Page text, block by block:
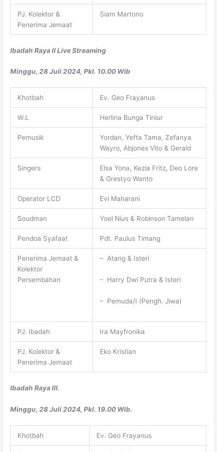
PJ. Kolektor &
Penerima Jemaat
Siam Martono
Ibadah Raya II Live Streaming
Minggu, 28 Juli 2024, Pkl. 10.00 Wib
Khotbah Ev. Geo Frayanus
W.L Herlina Bunga Tiniur
Pemusik
Yordan, Yefta Tama, Zefanya
Wayro, Abjones Vito & Gerald
Singers
Elsa Yona, Kezia Fritz, Deo Lore
& Grestyo Wanto
Operator LCD Evi Maharani
Soudman Yoel Nius & Robinson Tamelan
Pendoa Syafaat Pdt. Paulus Timang
Penerima Jemaat &
Kolektor
Persembahan
– Atang & Isteri
– Harry Dwi Putra & Isteri
– Pemuda/I (Pengh. Jiwa)
PJ. Ibadah Ira Mayfronika
PJ. Kolektor &
Penerima Jemaat
Eko Kristian
Ibadah Raya III.
Minggu, 28 Juli 2024, Pkl. 19.00 Wib.
Khotbah Ev. Geo Frayanus